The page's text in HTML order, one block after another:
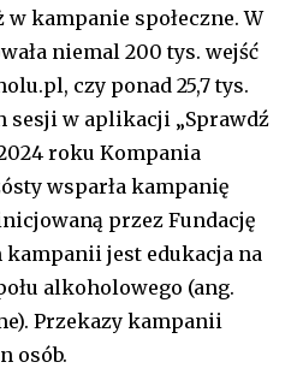
below. Don't worry, we respect
your inbox. Your information is
email address”
center” pp_checkbox=”yes”
font_global” btn_color=”#ffffff”
primary-color)” btn_bg=”var(–tt-
accent-color)”
f_btn_font_family=”tt-
f_input_font_family=”tt-
display=”column”
kampanie społeczne. W
niemal 200 tys. wejść
czy ponad 25,7 tys.
sesji w aplikacji „Sprawdź
roku Kompania
wsparła kampanię
przez Fundację
kampanii jest edukacja na
alkoholowego (ang.
Przekazy kampanii
osób.